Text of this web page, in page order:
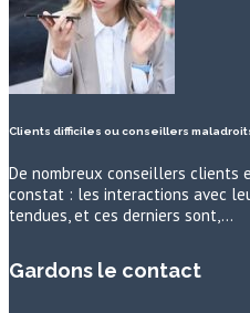
Clients difficiles ou conseillers
De nombreux conseillers clients
constat : les interactions avec
tendues, et ces derniers sont,…
Gardons le contact